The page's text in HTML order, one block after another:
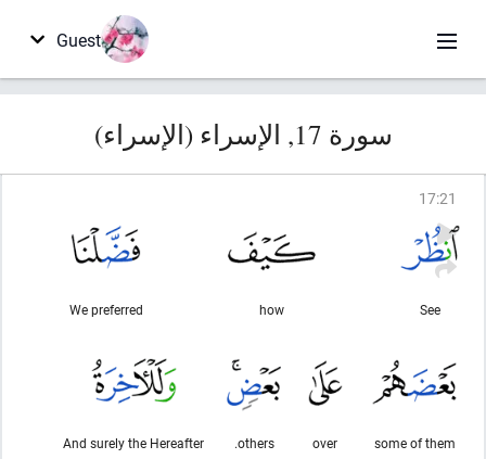
Guest
سورة 17, الإسراء (الإسراء)
17:21
See
how
We preferred
some of them
over
others.
And surely the Hereafter